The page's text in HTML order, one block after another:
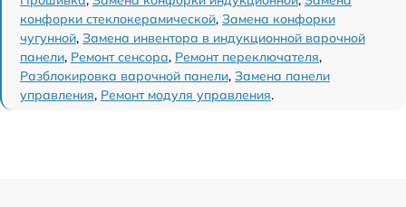
конфорки стеклокерамической, Замена конфорки
чугунной, Замена инвентора в индукционной варочной
панели, Ремонт сенсора, Ремонт переключателя,
Разблокировка варочной панели, Замена панели
управления, Ремонт модуля управления.